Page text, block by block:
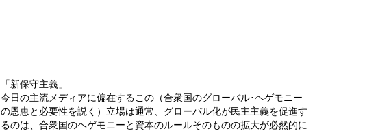
「新保守主義」
今日の主流メディアに偏在するこの（合衆国のグローバル･ヘゲモニー
の恩恵と必要性を説く）立場は通常、グローバル化が民主主義を促進す
るのは、合衆国のヘゲモニーと資本のルールそのものの拡大が必然的に